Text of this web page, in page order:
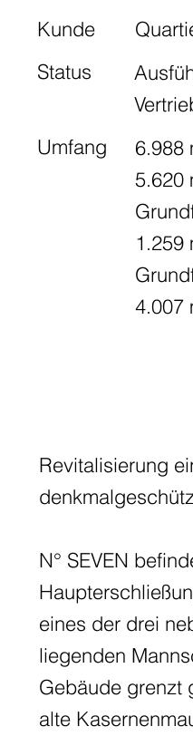
Kunde
Status
Umfang
6.988
5.620
1.259
4.007
Revitalisierung
N° SEVEN
eines der drei
liegenden
Gebäude grenzt
alte